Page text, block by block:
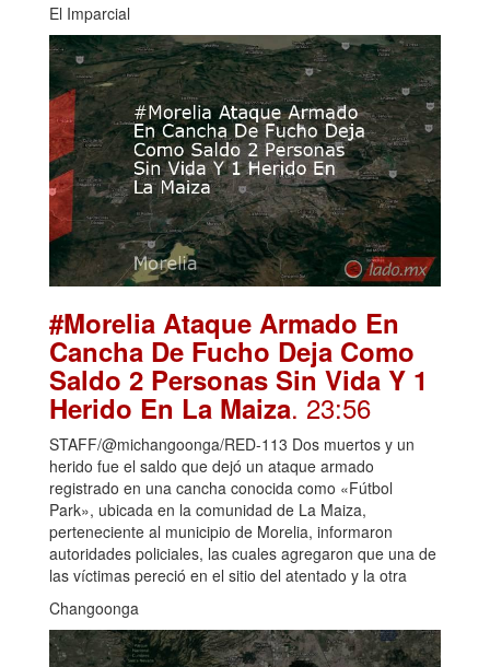
El Imparcial
#Morelia Ataque Armado En
Cancha De Fucho Deja Como
Saldo 2 Personas Sin Vida Y 1
Herido En La Maiza. 23:56
STAFF/@michangoonga/RED-113 Dos muertos y un
herido fue el saldo que dejó un ataque armado
registrado en una cancha conocida como «Fútbol
Park», ubicada en la comunidad de La Maiza,
perteneciente al municipio de Morelia, informaron
autoridades policiales, las cuales agregaron que una de
las víctimas pereció en el sitio del atentado y la otra
Changoonga